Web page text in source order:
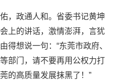
，政通人和。省委书记黄坤
上的讲话，激情澎湃，言犹
得想说一句：“东莞市政府、
部门，请不要再用公权力打
的高质量发展抹黑了！”